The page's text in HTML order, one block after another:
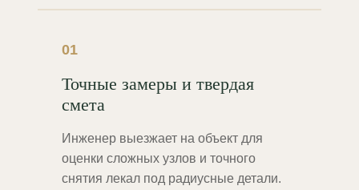
01
Точные замеры и твердая
смета
Инженер выезжает на объект для
оценки сложных узлов и точного
снятия лекал под радиусные детали.